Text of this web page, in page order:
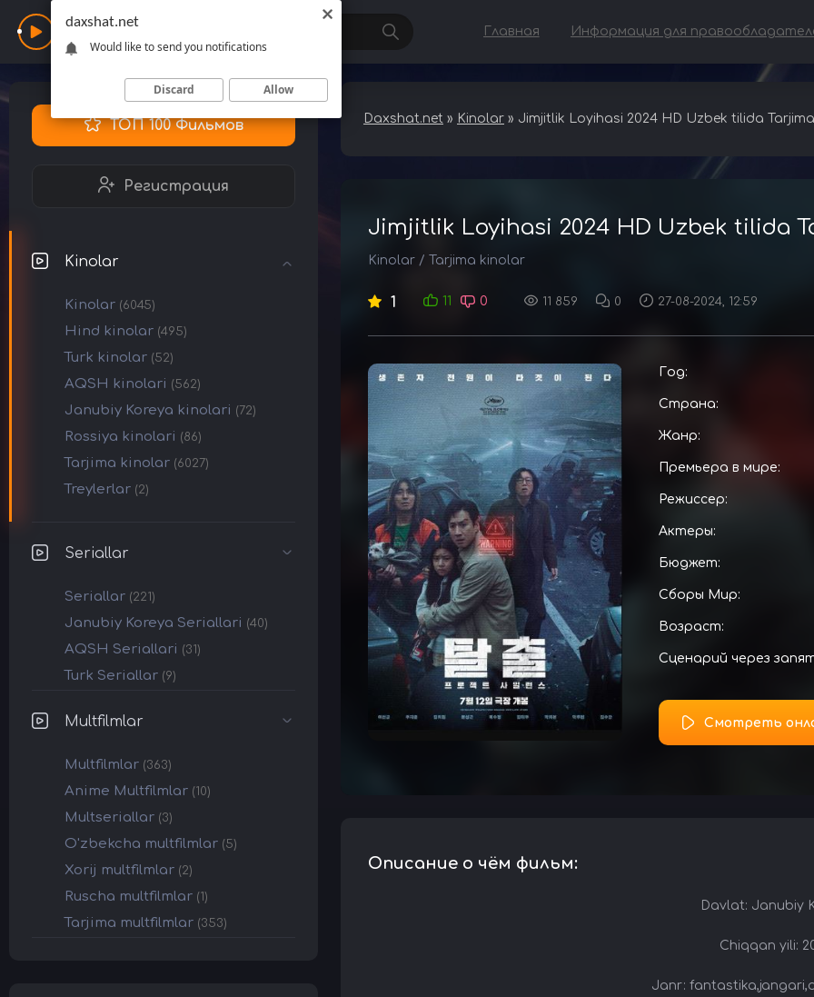
Daxshat Главная Информация для
ТОП 100 Фильмов
Регистрация
Kinolar
Kinolar (6045)
Hind kinolar (495)
Turk kinolar (52)
AQSH kinolari (562)
Janubiy Koreya kinolari (72)
Rossiya kinolari (86)
Tarjima kinolar (6027)
Treylerlar (2)
Seriallar
Seriallar (221)
Janubiy Koreya Seriallari (40)
AQSH Seriallari (31)
Turk Seriallar (9)
Multfilmlar
Multfilmlar (363)
Anime Multfilmlar (10)
Multseriallar (3)
O'zbekcha multfilmlar (5)
Xorij multfilmlar (2)
Ruscha multfilmlar (1)
Tarjima multfilmlar (353)
Daxshat.net » Kinolar » Jimjitlik Loyihasi 2024 HD Uzbek tilida
Jimjitlik Loyihasi 2024 HD Uzbek tilida
Kinolar / Tarjima kinolar
1 11 0 11 859 0 27-08-2024, 12:59
Год:
Страна:
Жанр:
Премьера в мире:
Режиссер:
Актеры:
Бюджет:
Сборы Мир:
Возраст:
Сценарий через
Смотреть
Описание о чём фильм:
Davlat: Janubiy
Chiqqan yili:
Janr:
daxshat.net
Would like to send you notifications
Discard Allow